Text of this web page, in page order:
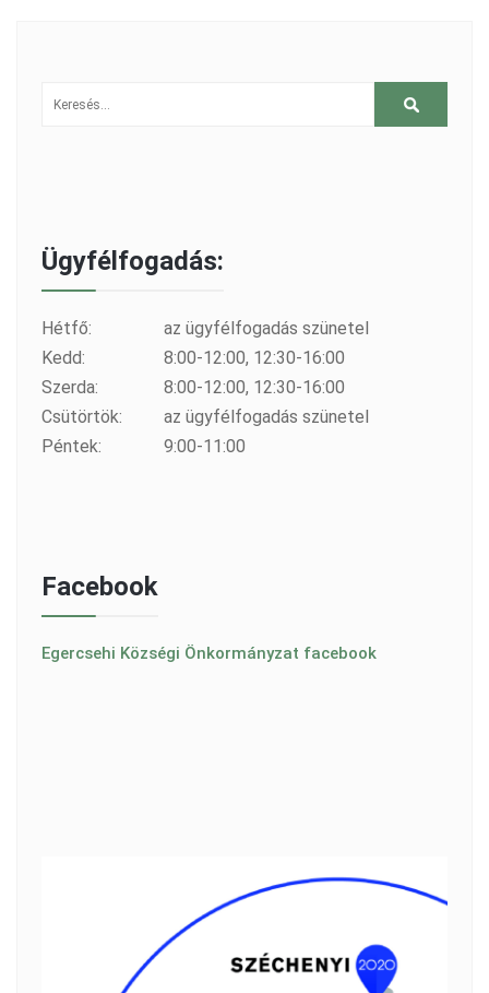
Ügyfélfogadás:
Hétfő:
az ügyfélfogadás szünetel
Kedd:
8:00-12:00, 12:30-16:00
Szerda:
8:00-12:00, 12:30-16:00
Csütörtök:
az ügyfélfogadás szünetel
Péntek:
9:00-11:00
Facebook
Egercsehi Községi Önkormányzat facebook